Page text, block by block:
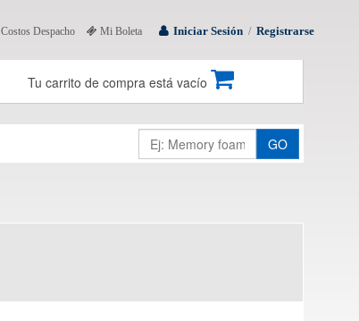
Iniciar Sesión / Registrarse
Costos Despacho Mi Boleta
Tu carrito de compra está vacío
GO